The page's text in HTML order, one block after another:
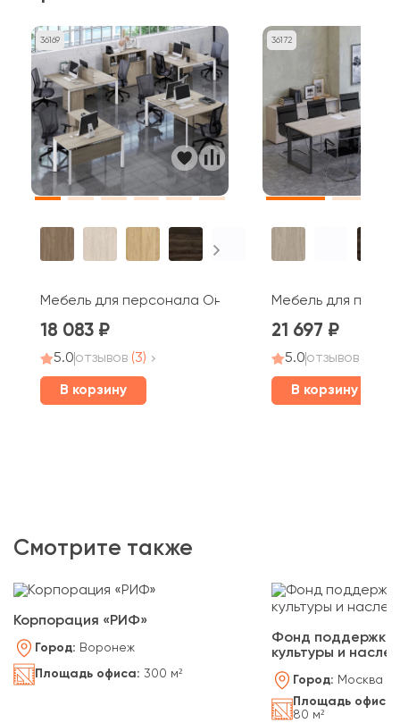
36169
Мебель для персонала Оникс / Onix
18 083
5.0отзывов (3)
В корзину
36172
Мебель для
21 697
5.0отзывов
В корзину
Смотрите также
Корпорация «РИФ»
Город: Воронеж
Площадь офиса: 300 м²
Фонд поддержки
культуры и
Город: Москва
Площадь офиса:
80 м²